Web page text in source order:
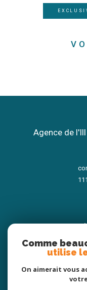
Agence de
Comme
utilise
On aimerait vous